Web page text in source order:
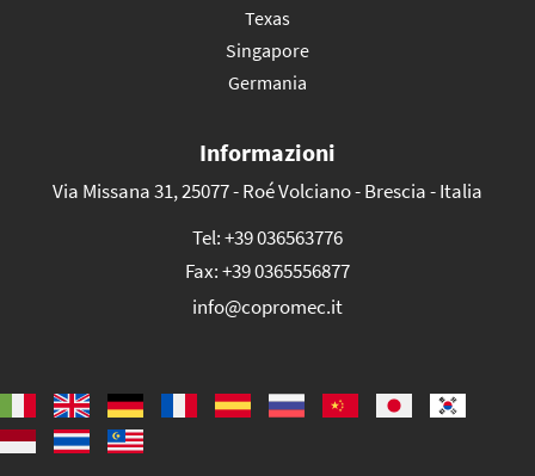
Texas
Singapore
Germania
Informazioni
Via Missana 31, 25077 - Roé Volciano - Brescia - Italia
Tel:+39 036563776
Fax:+39 0365556877
info@copromec.it